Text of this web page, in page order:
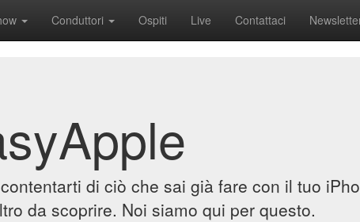
Conduttori Ospiti Live Contattaci
di ciò che sai già fare con il tuo
da scoprire. Noi siamo qui per questo.